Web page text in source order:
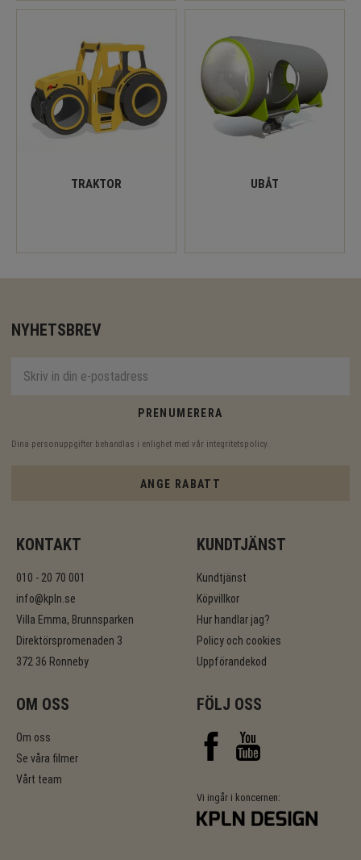
TRAKTOR UBÅT
NYHETSBREV
PRENUMERERA
Dina personuppgifter behandlas i enlighet med vår integritetspolicy
ANGE RABATT
KONTAKT
010 - 20 70 001
info@kpln.se
Villa Emma, Brunnsparken
Direktörspromenaden 3
372 36 Ronneby
KUNDTJÄNST
Kundtjänst
Köpvillkor
Hur handlar jag?
Policy och cookies
Uppförandekod
OM OSS
Om oss
Se våra filmer
Vårt team
FÖLJ OSS
Vi ingår i koncernen: